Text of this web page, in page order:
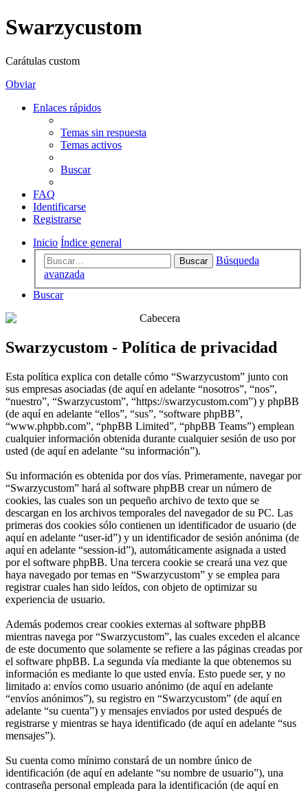
Swarzycustom
Carátulas custom
Obviar
Enlaces rápidos
Temas sin respuesta
Temas activos
Buscar
FAQ
Identificarse
Registrarse
Inicio Índice general
Buscar
Búsqueda
avanzada
Buscar
Swarzycustom - Política de privacidad
Esta política explica con detalle cómo “Swarzycustom” junto con
sus empresas asociadas (de aquí en adelante “nosotros”, “nos”,
“nuestro”, “Swarzycustom”, “https://swarzycustom.com”) y phpBB
(de aquí en adelante “ellos”, “sus”, “software phpBB”,
“www.phpbb.com”, “phpBB Limited”, “phpBB Teams”) emplean
cualquier información obtenida durante cualquier sesión de uso por
usted (de aquí en adelante “su información”).
Su información es obtenida por dos vías. Primeramente, navegar por
“Swarzycustom” hará al software phpBB crear un número de
cookies, las cuales son un pequeño archivo de texto que se
descargan en los archivos temporales del navegador de su PC. Las
primeras dos cookies sólo contienen un identificador de usuario (de
aquí en adelante “user-id”) y un identificador de sesión anónima (de
aquí en adelante “session-id”), automáticamente asignada a usted
por el software phpBB. Una tercera cookie se creará una vez que
haya navegado por temas en “Swarzycustom” y se emplea para
registrar cuales han sido leídos, con objeto de optimizar su
experiencia de usuario.
Además podemos crear cookies externas al software phpBB
mientras navega por “Swarzycustom”, las cuales exceden el alcance
de este documento que solamente se refiere a las páginas creadas por
el software phpBB. La segunda vía mediante la que obtenemos su
información es mediante lo que usted envía. Esto puede ser, y no
limitado a: envíos como usuario anónimo (de aquí en adelante
“envíos anónimos”), su registro en “Swarzycustom” (de aquí en
adelante “su cuenta”) y mensajes enviados por usted después de
registrarse y mientras se haya identificado (de aquí en adelante “sus
mensajes”).
Su cuenta como mínimo constará de un nombre único de
identificación (de aquí en adelante “su nombre de usuario”), una
contraseña personal empleada para la identificación (de aquí en